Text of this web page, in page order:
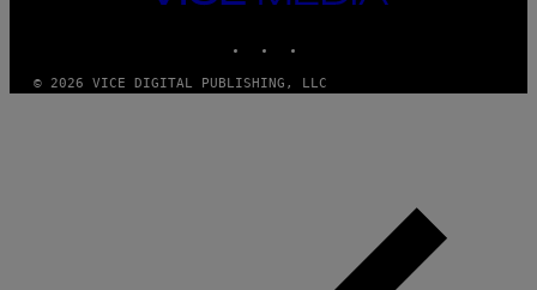
MEDIA
© 2026 VICE DIGITAL PUBLISHING, LLC